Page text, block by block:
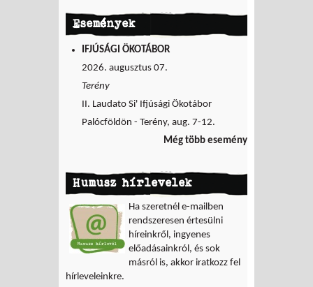
Események
IFJÚSÁGI ÖKOTÁBOR
2026. augusztus 07.
Terény
II. Laudato Si' Ifjúsági Ökotábor
Palócföldön - Terény, aug. 7-12.
Még több esemény
Humusz hírlevelek
Ha szeretnél e-mailben
rendszeresen értesülni
híreinkről, ingyenes
előadásainkról, és sok
másról is, akkor iratkozz fel
hírleveleinkre.